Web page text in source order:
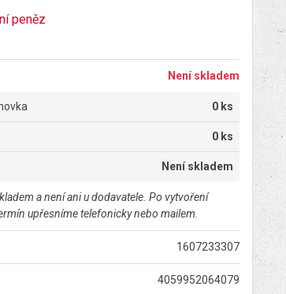
peněz
Není skladem
0 ks
0 ks
Není skladem
a není ani u dodavatele. Po vytvoření
upřesníme telefonicky nebo mailem.
1607233307
4059952064079